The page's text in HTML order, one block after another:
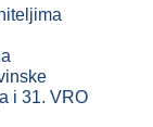
i 31. VRO